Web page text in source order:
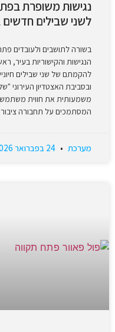
נגישות משופרת
לשני שבילים חדשים
בשורה לתושבים ולעובדים
הנגישות והקישוריות בעיר,
להקמתם של שני שבילים
ובסביבת האצטדיון העירוני
משמעותית את חווית
המסתמכים על תחבורה
מערכת